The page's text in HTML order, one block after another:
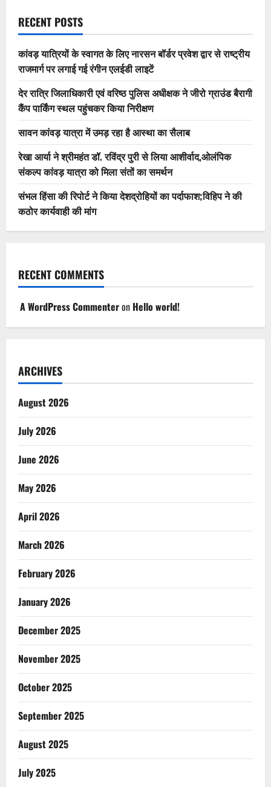
RECENT POSTS
कांवड़ यात्रियों के स्वागत के लिए नारसन बॉर्डर प्रवेश द्वार से राष्ट्रीय
राजमार्ग पर लगाई गई रंगीन एलईडी लाइटें
देर रात्रि जिलाधिकारी एवं वरिष्ठ पुलिस अधीक्षक ने जीरो ग्राउंड बैरागी
कैंप पार्किंग स्थल पहुंचकर किया निरीक्षण
सावन कांवड़ यात्रा में उमड़ रहा है आस्था का सैलाब
रेखा आर्या ने श्रीमहंत डॉ. रविंद्र पुरी से लिया आशीर्वाद,ओलंपिक
संकल्प कांवड़ यात्रा को मिला संतों का समर्थन
संभल हिंसा की रिपोर्ट ने किया देशद्रोहियों का पर्दाफाश;विहिप ने की
कठोर कार्यवाही की मांग
RECENT COMMENTS
A WordPress Commenteron Hello world!
ARCHIVES
August 2026
July 2026
June 2026
May 2026
April 2026
March 2026
February 2026
January 2026
December 2025
November 2025
October 2025
September 2025
August 2025
July 2025